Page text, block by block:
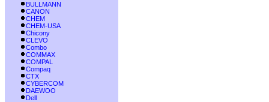
BULLMANN
CANON
CHEM
CHEM-USA
Chicony
CLEVO
Combo
COMMAX
COMPAL
Compaq
CTX
CYBERCOM
DAEWOO
Dell